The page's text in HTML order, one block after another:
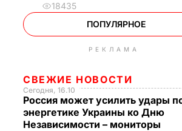
18435
ПОПУЛЯРНОЕ
РЕКЛАМА
СВЕЖИЕ НОВОСТИ
Сегодня, 16.10
Россия может усилить удары
энергетике Украины ко Дню
Независимости – мониторы